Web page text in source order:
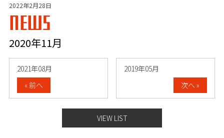
2022年2月28日
NEWS
2020年11月
2021年08月
« 前へ
2019年05月
次へ »
VIEW LIST